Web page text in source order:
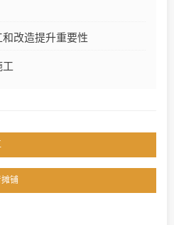
改造提升重要性
工
摊铺